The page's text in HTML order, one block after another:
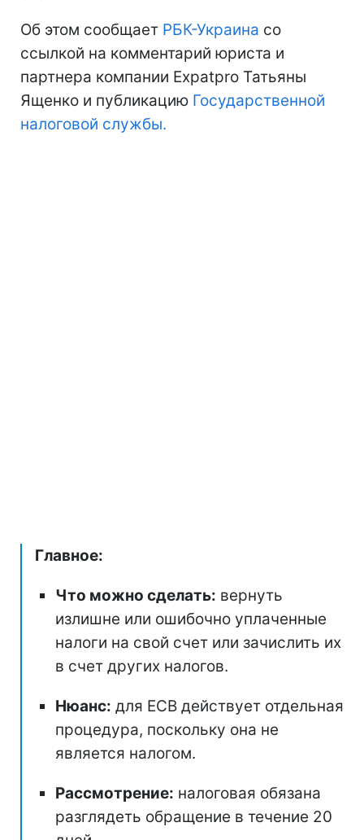
Об этом сообщает РБК-Украина со
ссылкой на комментарий юриста и
партнера компании Expatpro Татьяны
Ященко и публикацию Государственной
налоговой службы.
Главное:
Что можно сделать: вернуть
излишне или ошибочно уплаченные
налоги на свой счет или зачислить их
в счет других налогов.
Нюанс: для ЕСВ действует отдельная
процедура, поскольку она не
является налогом.
Рассмотрение: налоговая обязана
разглядеть обращение в течение 20